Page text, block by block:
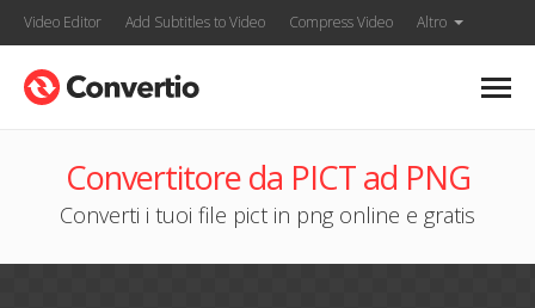
Video Editor Add Subtitles to Video Compress Video Altro
Convertitore da PICT ad PNG
Converti i tuoi file pict in png online e gratis